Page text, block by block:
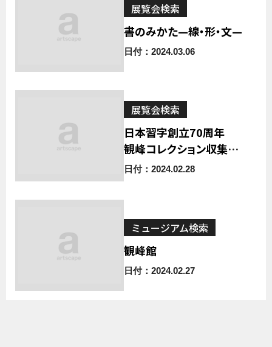
展覧会検索
書のみかた—線・形・文—
日付：2024.03.06
展覧会検索
日本習字創立70周年
観峰コレクション収集の
経緯
日付：2024.02.28
ミュージアム検索
観峰館
日付：2024.02.27